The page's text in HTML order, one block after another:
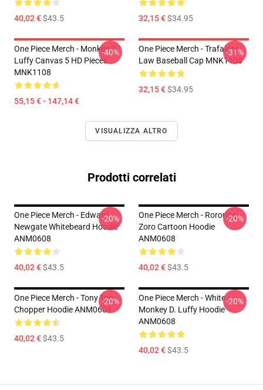
40,02 €$43.5 32,15 €$34.95
One Piece Merch - Monkey D.
Luffy Canvas 5 HD Pieces
MNK1108
55,15 € - 147,14 €
-40%
One Piece Merch - Trafalgar
Law Baseball Cap MNK1108
32,15 €$34.95
-31%
VISUALIZZA ALTRO
Prodotti correlati
One Piece Merch - Edward
Newgate Whitebeard Hoodie
ANM0608
40,02 €$43.5
-20%
One Piece Merch - Roronoa
Zoro Cartoon Hoodie
ANM0608
40,02 €$43.5
-20%
One Piece Merch - Tony Tony
Chopper Hoodie ANM0608
40,02 €$43.5
-20%
One Piece Merch - White
Monkey D. Luffy Hoodie
ANM0608
40,02 €$43.5
-20%